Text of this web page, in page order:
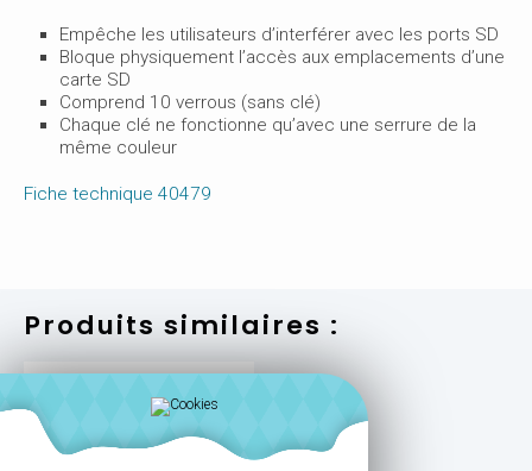
Empêche les utilisateurs d’interférer avec les ports SD
Bloque physiquement l’accès aux emplacements d’une
carte SD
Comprend 10 verrous (sans clé)
Chaque clé ne fonctionne qu’avec une serrure de la
même couleur
Fiche technique 40479
Produits similaires :